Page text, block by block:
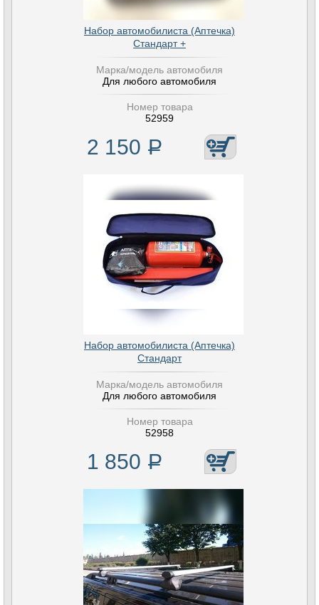
Набор автомобилиста (Аптечка)
Стандарт +
Марка/модель автомобиля
Для любого автомобиля
Номер товара
52959
2 150 Р
Набор автомобилиста (Аптечка)
Стандарт
Марка/модель автомобиля
Для любого автомобиля
Номер товара
52958
1 850 Р